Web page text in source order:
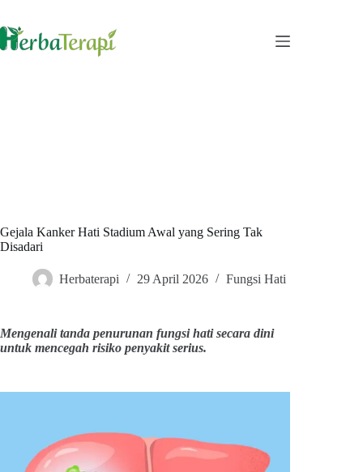
content
Gejala Kanker Hati Stadium Awal yang Sering Tak
Disadari
Herbaterapi 29 April 2026 Fungsi Hati
Mengenali tanda penurunan fungsi hati secara dini
untuk mencegah risiko penyakit serius.